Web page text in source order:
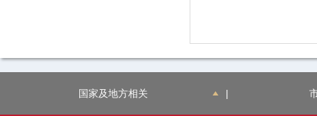
国家及地方相关 |